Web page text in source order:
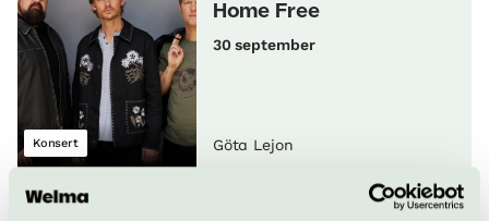
Konsert
Home Free
30 september
Göta Lejon
Djungelboken – The